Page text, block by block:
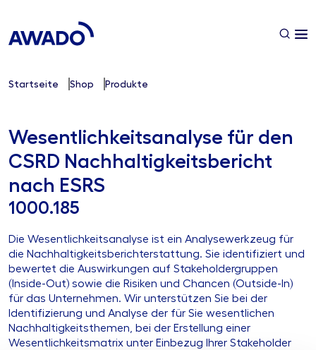
Startseite Shop Produkte
Wesentlichkeitsanalyse für den
CSRD Nachhaltigkeitsbericht
nach ESRS
1000.185
Die Wesentlichkeitsanalyse ist ein Analysewerkzeug für
die Nachhaltigkeitsberichterstattung. Sie identifiziert und
bewertet die Auswirkungen auf Stakeholdergruppen
(Inside-Out) sowie die Risiken und Chancen (Outside-In)
für das Unternehmen. Wir unterstützen Sie bei der
Identifizierung und Analyse der für Sie wesentlichen
Nachhaltigkeitsthemen, bei der Erstellung einer
Wesentlichkeitsmatrix unter Einbezug Ihrer Stakeholder